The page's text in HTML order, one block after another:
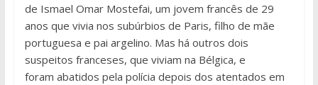
de Ismael Omar Mostefai, um jovem francês de 29
anos que vivia nos subúrbios de Paris, filho de mãe
portuguesa e pai argelino. Mas há outros dois
suspeitos franceses, que viviam na Bélgica, e
foram abatidos pela polícia depois dos atentados em